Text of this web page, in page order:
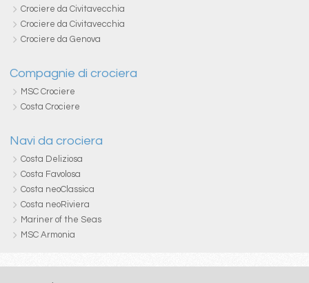
Crociere da Civitavecchia
Crociere da Civitavecchia
Crociere da Genova
Compagnie di crociera
MSC Crociere
Costa Crociere
Navi da crociera
Costa Deliziosa
Costa Favolosa
Costa neoClassica
Costa neoRiviera
Mariner of the Seas
MSC Armonia